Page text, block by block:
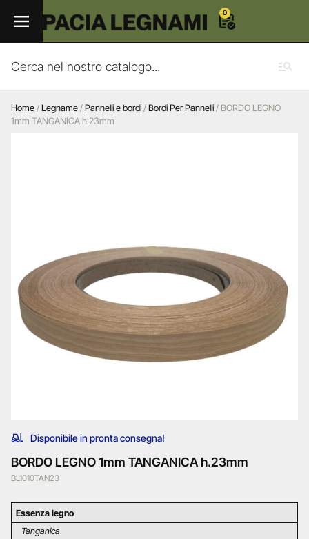
0
Home/Legname/Pannelli e bordi/Bordi Per Pannelli/ BORDO LEGNO
1mm TANGANICA h.23mm
Disponibile in pronta consegna!
BORDO LEGNO 1mm TANGANICA h.23mm
BL1010TAN23
Essenza legno
Tanganica